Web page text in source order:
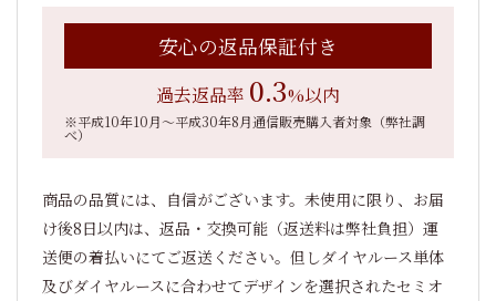
安心の返品保証付き
過去返品率 0.3%以内
※平成10年10月～平成30年8月通信販売購入者対象（弊社調
べ）
商品の品質には、自信がございます。未使用に限り、お届
け後8日以内は、返品・交換可能（返送料は弊社負担）運
送便の着払いにてご返送ください。但しダイヤルース単体
及びダイヤルースに合わせてデザインを選択されたセミオ